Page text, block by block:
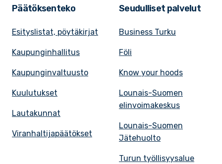
Päätöksenteko
Esityslistat, pöytäkirjat
Kaupunginhallitus
Kaupunginvaltuusto
Kuulutukset
Lautakunnat
Viranhaltijapäätökset
Seudulliset palvelut
Business Turku
Föli
Know your hoods
Lounais-Suomen
elinvoimakeskus
Lounais-Suomen
Jätehuolto
Turun työllisyysalue